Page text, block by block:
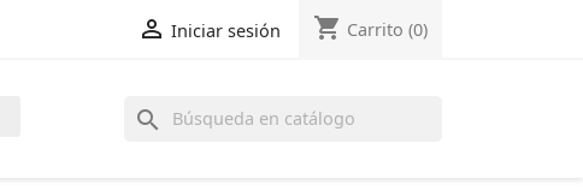
 Iniciar sesión shopping_cart Carrito (0)
search